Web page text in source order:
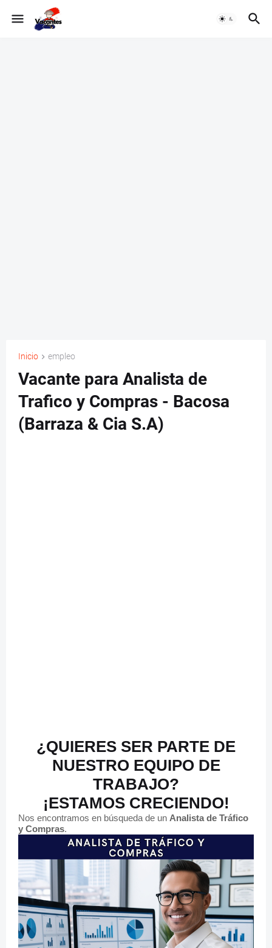
Inicio empleo
Vacante para Analista de
Trafico y Compras - Bacosa
(Barraza & Cia S.A)
¿QUIERES SER PARTE DE
NUESTRO EQUIPO DE
TRABAJO?
¡ESTAMOS CRECIENDO!
Nos encontramos en búsqueda de un Analista de Tráfico
y Compras.